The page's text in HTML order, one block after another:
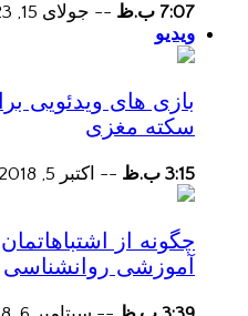
7:07 ب.ظ -- جولای 15, 2023
ویدیو
بازی های ویدئویی
سکته مغزی
3:15 ب.ظ -- اکتبر 5, 2018
چگونه از
آموزشی روانشناسی